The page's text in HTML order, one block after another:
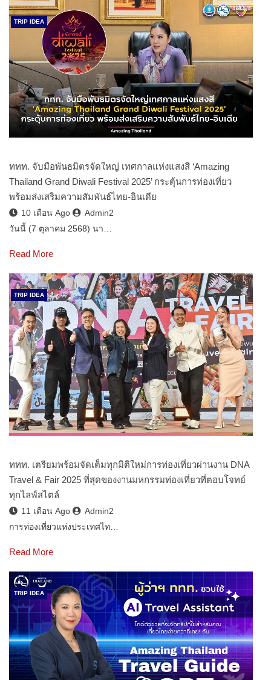
TRIP IDEA
ททท. จับมือพันธมิตรจัดใหญ่ เทศกาลแห่งแสงสี ‘Amazing
Thailand Grand Diwali Festival 2025’ กระตุ้นการท่องเที่ยว
พร้อมส่งเสริมความสัมพันธ์ไทย-อินเดีย
10 เดือน Ago
Admin2
วันนี้ (7 ตุลาคม 2568) นา…
Read More
TRIP IDEA
ททท. เตรียมพร้อมจัดเต็มทุกมิติใหม่การท่องเที่ยวผ่านงาน DNA
Travel & Fair 2025 ที่สุดของงานมหกรรมท่องเที่ยวที่ตอบโจทย์
ทุกไลฟ์สไตล์
11 เดือน Ago
Admin2
การท่องเที่ยวแห่งประเทศไท…
Read More
TRIP IDEA